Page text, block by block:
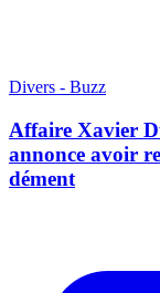
Divers - Buzz
Affaire Xavier
annonce avoir
dément